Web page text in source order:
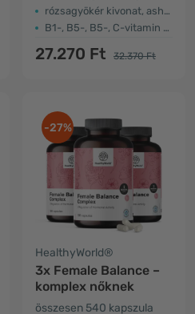
rózsagyökér kivonat, ashwagandha
B1-, B5-, B5-, C-vitamin és cink
27.270 Ft 32.370 Ft
-27%
HealthyWorld®
3x Female Balance –
komplex nőknek
összesen 540 kapszula